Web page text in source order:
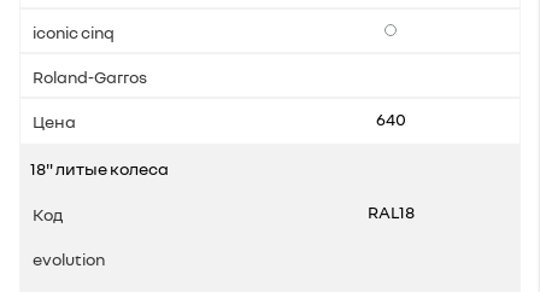
Опции
640
18" литые колеса
RAL18